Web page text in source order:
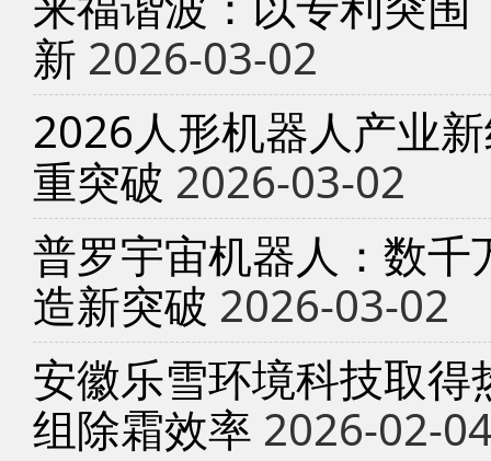
新 2026-03-02
2026人形机器人产业
重突破 2026-03-02
普罗宇宙机器人：数
造新突破 2026-03-02
安徽乐雪环境科技取
组除霜效率 2026-02-